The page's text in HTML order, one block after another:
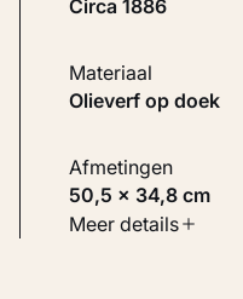
circa 1886
Materiaal
Olieverf op doek
Afmetingen
50,5 × 34,8 cm
Soort werk
Meer details